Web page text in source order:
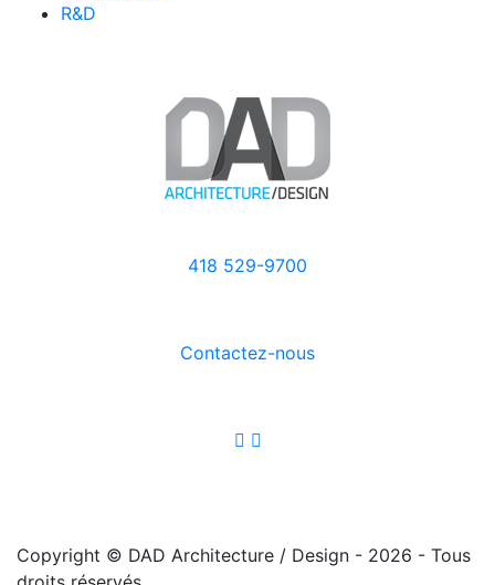
R&D
418 529-9700
Contactez-nous
Copyright © DAD Architecture / Design - 2026 - Tous